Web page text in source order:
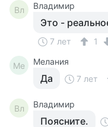
Вл Владимир
Это -
7 лет 1
Ме Мелания
Да 7 лет
Вл Владимир
Поясните.